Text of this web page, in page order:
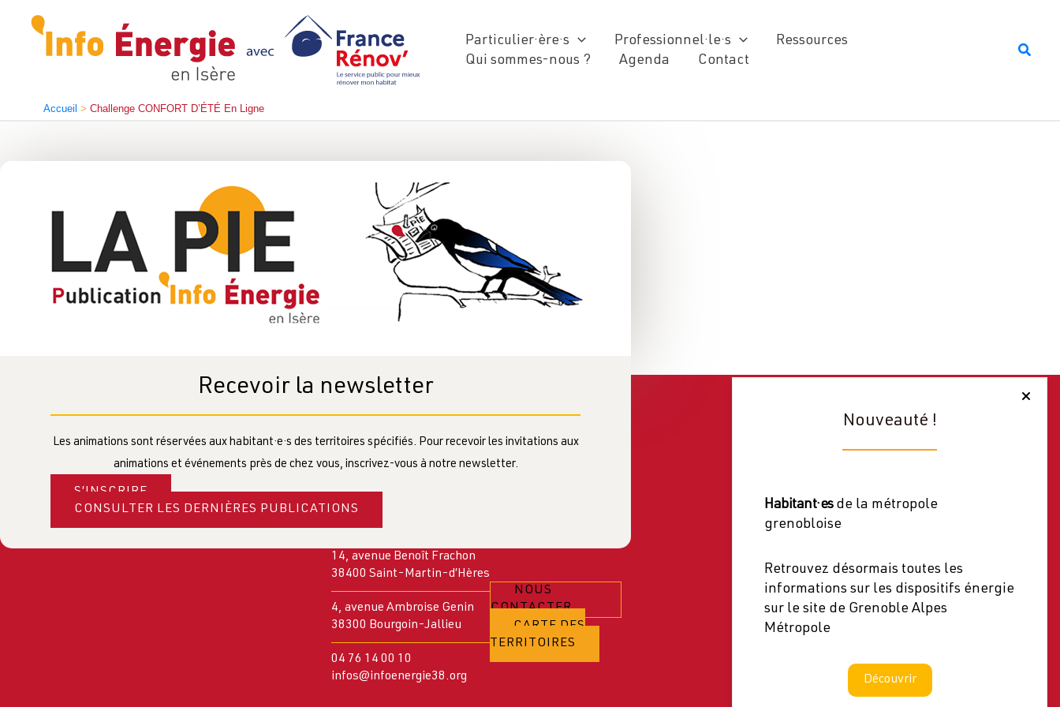
Particulier·ère·s Professionnel·le·s
Ressources
Qui sommes-nous ?
Agenda Contact
Accueil Challenge CONFORT D’ÉTÉ En Ligne
Cet évènement a expiré.
Recevoir la newsletter
Les animations sont réservées aux habitant·e·s des territoires spécifiés. Pour recevoir les invitations aux
animations et événements près de chez vous, inscrivez-vous à notre newsletter.
S’INSCRIRE
CONSULTER LES DERNIÈRES PUBLICATIONS
14, avenue Benoît Frachon
38400 Saint-Martin-d’Hères
4, avenue Ambroise Genin
38300 Bourgoin-Jallieu
04 76 14 00 10
infos@infoenergie38.org
NOUS
CONTACTER
CARTE DES
TERRITOIRES
Nouveauté !
Habitant·es de la métropole
grenobloise
Retrouvez désormais toutes les
informations sur les dispositifs énergie
sur le site de Grenoble Alpes
Métropole
Découvrir